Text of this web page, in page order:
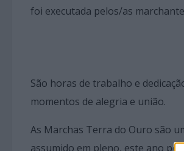
foi executada pelos/as
São horas de trabalho e
momentos de alegria e união.
As Marchas Terra do Ouro são
assumido em pleno, este ano